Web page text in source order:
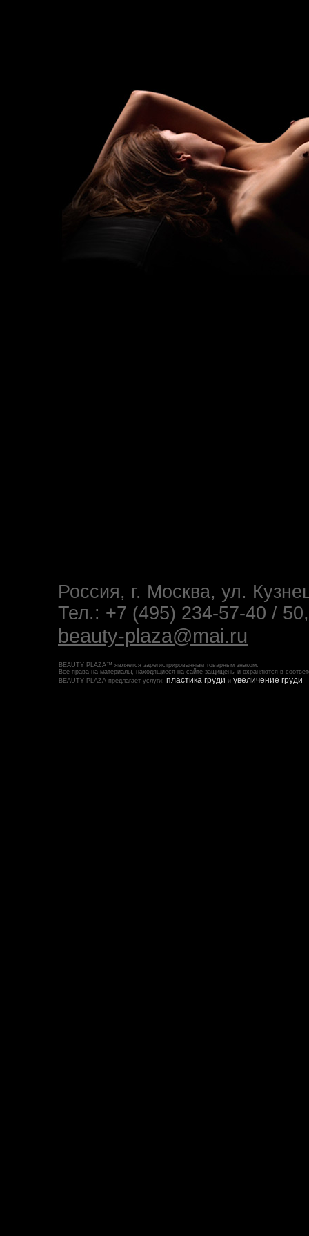
Россия, г. Москва, ул.
Тел.: +7 (495) 234-57-40 /
beauty-plaza@mai.ru
BEAUTY PLAZA™ является зарегистрированным товарным знаком.
Все права на материалы, находящиеся на сайте защищены и охраняются в
BEAUTY PLAZA предлагает услуги: пластика груди и увеличение груди